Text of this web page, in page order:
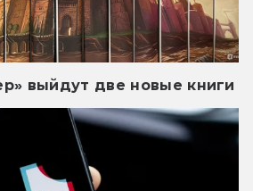
выйдут две новые книги